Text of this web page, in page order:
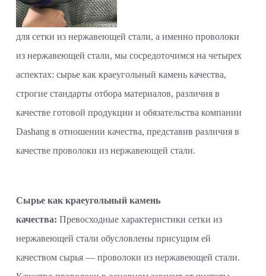
для сетки из нержавеющей стали, а именно проволоки
из нержавеющей стали, мы сосредоточимся на четырех
аспектах: сырье как краеугольный камень качества,
строгие стандарты отбора материалов, различия в
качестве готовой продукции и обязательства компании
Dashang в отношении качества, представив различия в
качестве проволоки из нержавеющей стали.
Сырье как краеугольный камень
качества: Превосходные характеристики сетки из
нержавеющей стали обусловлены присущим ей
качеством сырья — проволоки из нержавеющей стали.